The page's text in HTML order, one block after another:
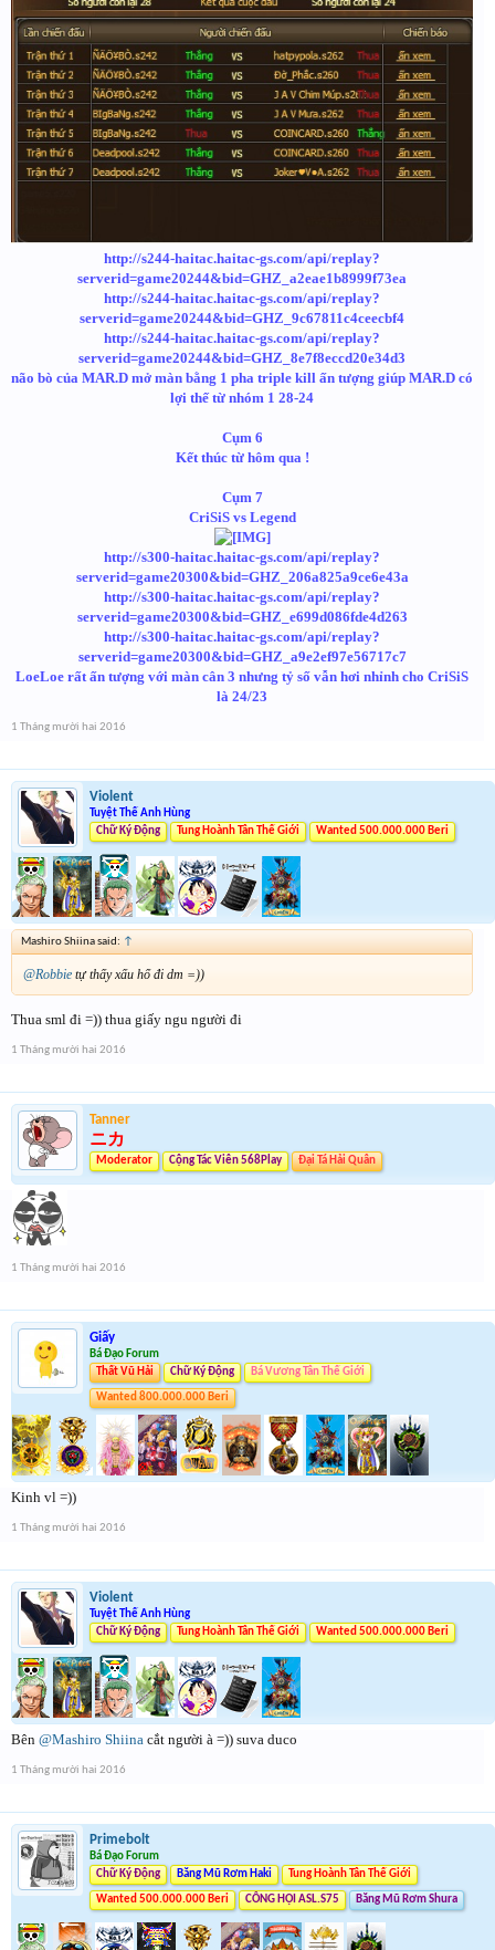
http://s244-haitac.haitac-gs.com/api/replay?
serverid=game20244&bid=GHZ_a2eae1b8999f73ea
http://s244-haitac.haitac-gs.com/api/replay?
serverid=game20244&bid=GHZ_9c67811c4ceecbf4
http://s244-haitac.haitac-gs.com/api/replay?
serverid=game20244&bid=GHZ_8e7f8eccd20e34d3
não bò của MAR.D mở màn bằng 1 pha triple kill ấn tượng giúp MAR.D có
lợi thế từ nhóm 1 28-24
Cụm 6
Kết thúc từ hôm qua !
Cụm 7
CriSiS vs Legend
http://s300-haitac.haitac-gs.com/api/replay?
serverid=game20300&bid=GHZ_206a825a9ce6e43a
http://s300-haitac.haitac-gs.com/api/replay?
serverid=game20300&bid=GHZ_e699d086fde4d263
http://s300-haitac.haitac-gs.com/api/replay?
serverid=game20300&bid=GHZ_a9e2ef97e56717c7
LoeLoe rất ấn tượng với màn cân 3 nhưng tỷ số vẫn hơi nhỉnh cho CriSiS
là 24/23
1 Tháng mười hai 2016
Violent
Tuyệt Thế Anh Hùng
Chữ Ký Động
Tung Hoành Tân Thế Giới Wanted 500.000.000 Beri
Mashiro Shiina said: ↑
@Robbie tự thấy xấu hổ đi dm =))
Thua sml đi =)) thua giấy ngu người đi
1 Tháng mười hai 2016
Tanner
ニカ
Moderator Cộng Tác Viên 568Play Đại Tá Hải Quân
1 Tháng mười hai 2016
Giấy
Bá Đạo Forum
Thất Vũ Hải
Chữ Ký Động Bá Vương Tân Thế Giới
Wanted 800.000.000 Beri
Kinh vl =))
1 Tháng mười hai 2016
Violent
Tuyệt Thế Anh Hùng
Chữ Ký Động
Tung Hoành Tân Thế Giới Wanted 500.000.000 Beri
Bên @Mashiro Shiina cắt người à =)) suva duco
1 Tháng mười hai 2016
Primebolt
Bá Đạo Forum
Chữ Ký Động
Băng Mũ Rơm Haki Tung Hoành Tân Thế Giới
Wanted 500.000.000 Beri CÔNG HỘI ASL.S75 Băng Mũ Rơm Shura